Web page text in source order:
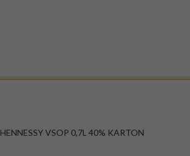
VSOP 0,7L 40% KARTON